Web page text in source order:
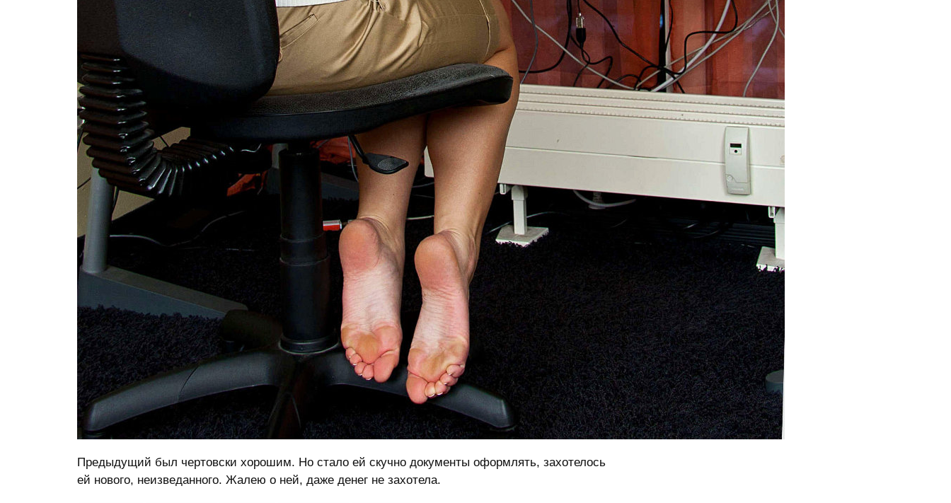
Предыдущий был чертовски хорошим. Но стало ей скучно документы оформлять, захотелось
ей нового, неизведанного. Жалею о ней, даже денег не захотела.